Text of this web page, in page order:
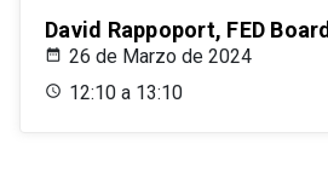
David Rappoport, FED Board
26 de Marzo de 2024
12:10 a 13:10